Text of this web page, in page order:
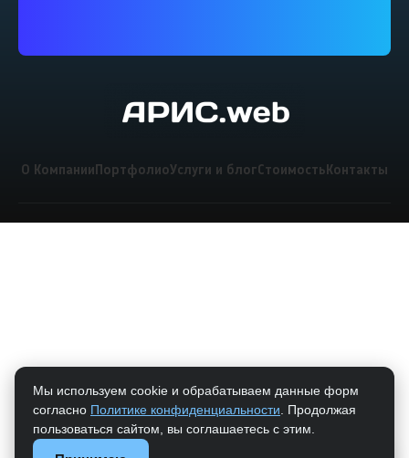
О Компании ПортфолиоУслуги и блогСтоимость Контакты
Мы используем cookie и обрабатываем данные форм
согласно Политике конфиденциальности . Продолжая
пользоваться сайтом, вы соглашаетесь с этим.